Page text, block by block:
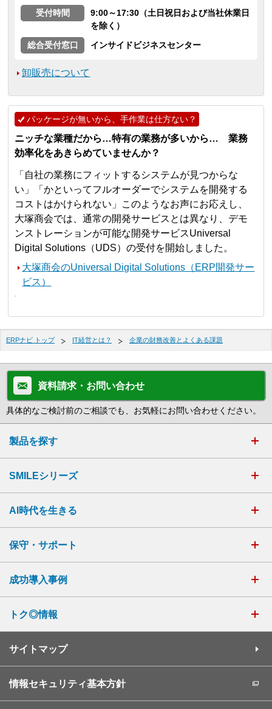
受付時間
9:00～17:30（土日祝日および当社休業日
を除く）
総合受付窓口
インサイドビジネスセンター
卸販売について
パッケージが無いから、手作業は仕方ない？
ニッチな業種だから…特有の業務が多いから… 業務
効率化をあきらめていませんか？
「自社の業務にフィットするシステムが見つからな
い」「かといってフルオーダーでシステムを開発する
コストはかけられない」このようなお声にお応えし、
大塚商会では、通常の開発サービスとは異なり、デモ
ンストレーションが可能な開発サービスUniversal
Digital Solutions（UDS）の受付を開始しました。
大塚商会のUniversal Digital Solutions（ERP開発サー
ビス）
ERPナビ トップ IT経営とは？ 企業の財務改善とよくある課題
資料請求・お問い合わせ
具体的なご検討前のご相談でも、お気軽にお問い合わせください。
製品を探す
SMILEシリーズ
AI時代を生きる
保守・サポート
成功導入事例
トク◎情報
サイトマップ
情報セキュリティ基本方針